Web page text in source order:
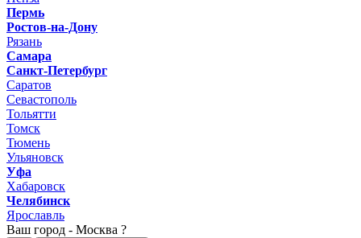
Пермь
Ростов-на-Дону
Рязань
Самара
Санкт-Петербург
Саратов
Севастополь
Тольятти
Томск
Тюмень
Ульяновск
Уфа
Хабаровск
Челябинск
Ярославль
Ваш город - Москва ?